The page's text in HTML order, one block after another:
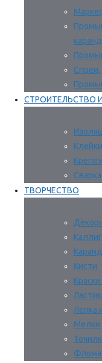
Спреи,
СТРОИТЕЛЬСТВО
ТВОРЧЕСТВО
Кисти
Лепка
Мелки